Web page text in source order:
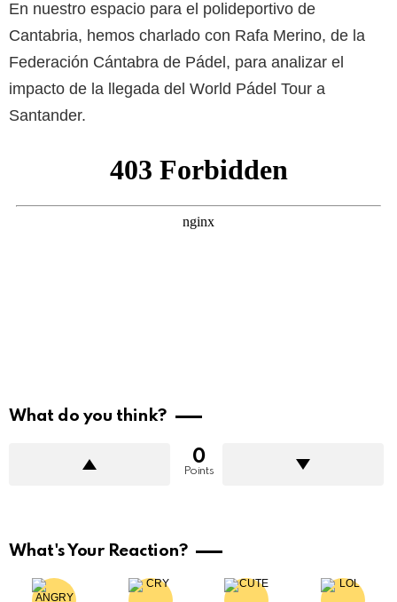
En nuestro espacio para el polideportivo de
Cantabria, hemos charlado con Rafa Merino, de la
Federación Cántabra de Pádel, para analizar el
impacto de la llegada del World Pádel Tour a
Santander.
What do you think?
0
Points
What's Your Reaction?